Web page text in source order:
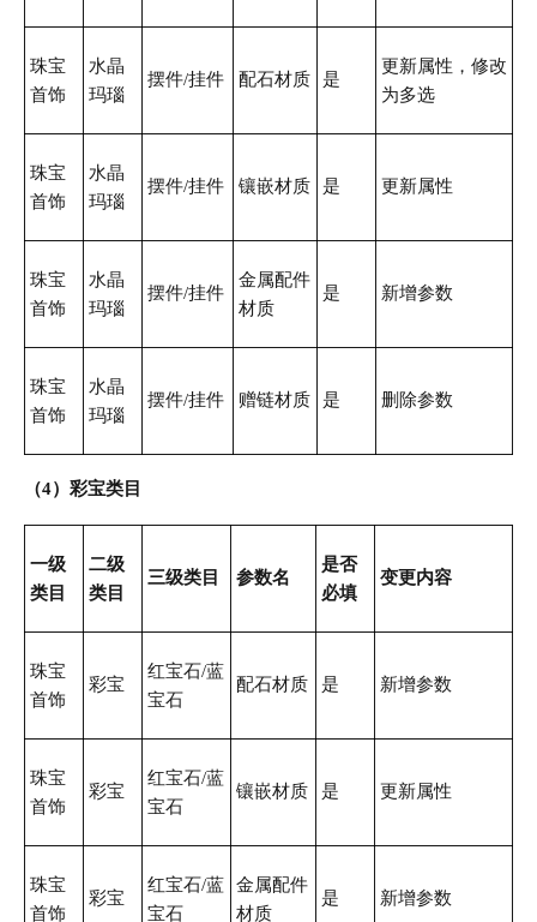
珠宝
首饰
水晶
玛瑙
摆件/挂件 配石材质 是
更新属性，修改
为多选
珠宝
首饰
水晶
玛瑙
摆件/挂件 镶嵌材质 是 更新属性
珠宝
首饰
水晶
玛瑙
摆件/挂件
金属配件
材质
是 新增参数
珠宝
首饰
水晶
玛瑙
摆件/挂件 赠链材质 是 删除参数
（4）彩宝类目
一级
类目
二级
类目
三级类目 参数名
是否
必填
变更内容
珠宝
首饰
彩宝
红宝石/蓝
宝石
配石材质 是 新增参数
珠宝
首饰
彩宝
红宝石/蓝
宝石
镶嵌材质 是 更新属性
珠宝
首饰
彩宝
红宝石/蓝
宝石
金属配件
材质
是 新增参数